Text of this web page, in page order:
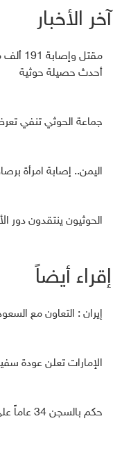
آخر الأخبار
مقتل
أحدث حصيلة حوثية
جماعة الحوثي تنفي
اليمن.. إصابة امرأة
الحوثيون ينتقدون دور
إقراء أيضاً
إيران : التعاون مع
الإمارات تعلن عودة
حكم بالسجن 34 عاماً على سعودية بسبب تغريدات على تويتر